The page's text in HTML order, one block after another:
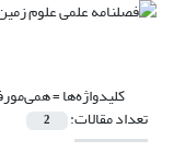
کلیدواژه‌ها =
تعداد مقالات: 2